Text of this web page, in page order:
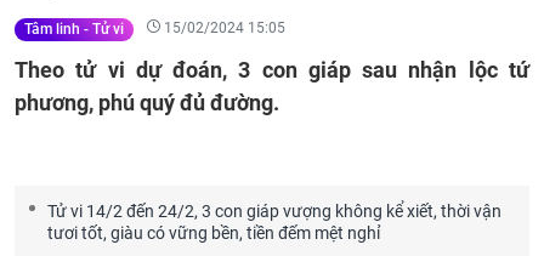
Tâm linh - Tử vi 15/02/2024 15:05
Theo tử vi dự đoán, 3 con giáp sau nhận lộc tứ
phương, phú quý đủ đường.
Tử vi 14/2 đến 24/2, 3 con giáp vượng không kể xiết, thời vận
tươi tốt, giàu có vững bền, tiền đếm mệt nghỉ